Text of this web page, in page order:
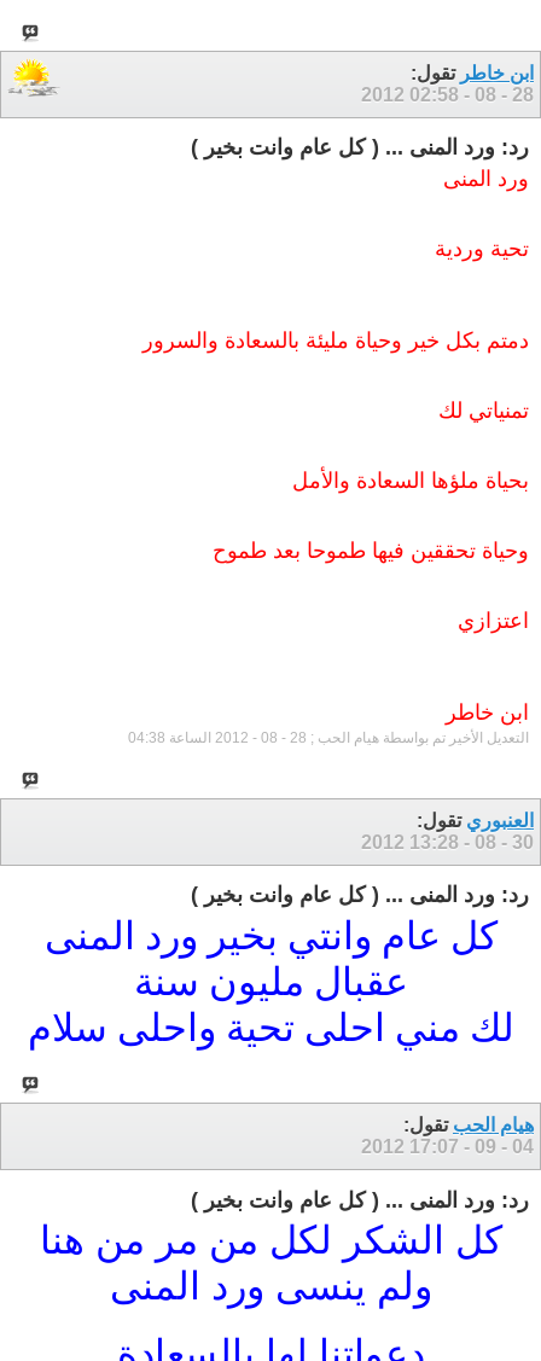
ابن خاطر تقول:
28 - 08 - 2012
02:58
رد: ورد المنى ... ( كل عام وانت بخير )
ورد المنى
تحية وردية
دمتم بكل خير وحياة مليئة بالسعادة والسرور
تمنياتي لك
بحياة ملؤها السعادة والأمل
وحياة تحققين فيها طموحا بعد طموح
اعتزازي
ابن خاطر
التعديل الأخير تم بواسطة هيام الحب ; 28 - 08 - 2012 الساعة 04:38
العنبوري تقول:
30 - 08 - 2012
13:28
رد: ورد المنى ... ( كل عام وانت بخير )
كل عام وانتي بخير ورد المنى
عقبال مليون سنة
لك مني احلى تحية واحلى سلام
هيام الحب تقول:
04 - 09 - 2012
17:07
رد: ورد المنى ... ( كل عام وانت بخير )
كل الشكر لكل من مر من هنا
ولم ينسى ورد المنى